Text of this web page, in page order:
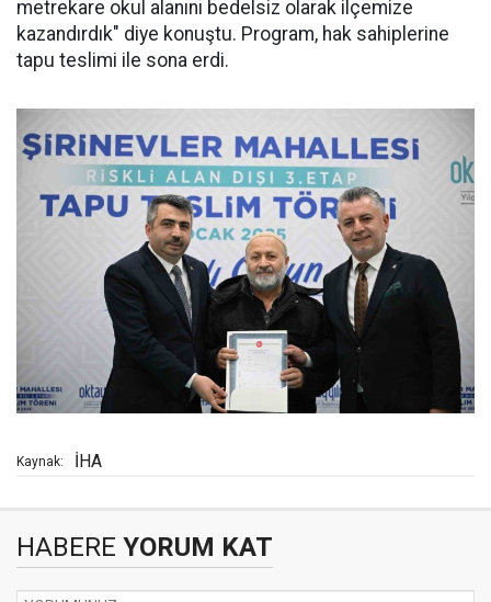
metrekare okul alanını bedelsiz olarak ilçemize
kazandırdık" diye konuştu. Program, hak sahiplerine
tapu teslimi ile sona erdi.
Kaynak: İHA
HABERE YORUM KAT